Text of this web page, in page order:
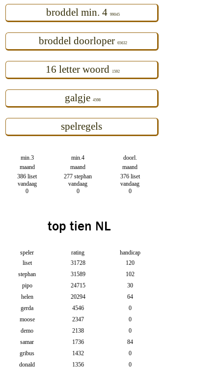
broddel min. 4 99045
broddel doorloper 65632
16 letter woord 1592
galgje 4598
spelregels
min.3 min.4
doorl.
maand
maand
maand
386 liset
vandaag
0
277 stephan
vandaag
0
376 liset
vandaag
0
top tien NL
speler rating
handicap
liset
31728
120
stephan
31589
102
pipo
24715
30
helen
20294
64
gerda
4546
0
moose
2347
0
demo
2138
0
samar
1736
84
gribus
1432
0
donald
1356 0